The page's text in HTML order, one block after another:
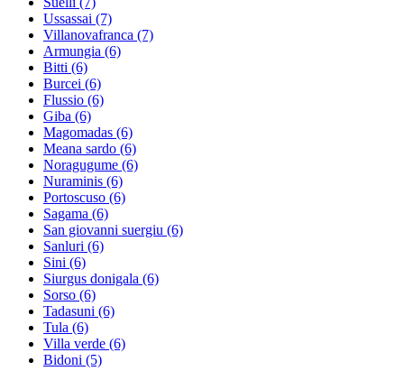
Ussassai (7)
Villanovafranca (7)
Armungia (6)
Bitti (6)
Burcei (6)
Flussio (6)
Giba (6)
Magomadas (6)
Meana sardo (6)
Noragugume (6)
Nuraminis (6)
Portoscuso (6)
Sagama (6)
San giovanni suergiu (6)
Sanluri (6)
Sini (6)
Siurgus donigala (6)
Sorso (6)
Tadasuni (6)
Tula (6)
Villa verde (6)
Bidoni (5)